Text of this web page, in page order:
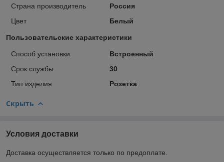
Страна производитель
Россия
Цвет
Белый
Пользовательские характеристики
Способ установки
Встроенный
Срок службы
30
Тип изделия
Розетка
Скрыть
Условия доставки
Доставка осуществляется только по предоплате.